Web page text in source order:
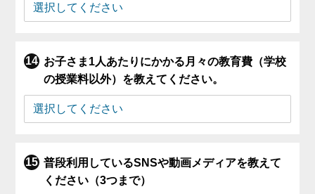
お子さま1人あたりにかかる月々の教育費（学校
の授業料以外）を教えてください。
普段利用しているSNSや動画メディアを教えて
ください（3つまで）